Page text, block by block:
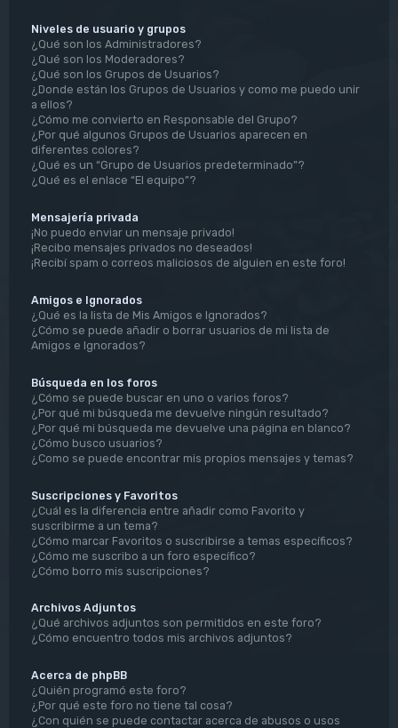
Niveles de usuario y grupos
¿Qué son los Administradores?
¿Qué son los Moderadores?
¿Qué son los Grupos de Usuarios?
¿Donde están los Grupos de Usuarios y como me puedo unir
a ellos?
¿Cómo me convierto en Responsable del Grupo?
¿Por qué algunos Grupos de Usuarios aparecen en
diferentes colores?
¿Qué es un “Grupo de Usuarios predeterminado”?
¿Qué es el enlace “El equipo”?
Mensajería privada
¡No puedo enviar un mensaje privado!
¡Recibo mensajes privados no deseados!
¡Recibí spam o correos maliciosos de alguien en este foro!
Amigos e Ignorados
¿Qué es la lista de Mis Amigos e Ignorados?
¿Cómo se puede añadir o borrar usuarios de mi lista de
Amigos e Ignorados?
Búsqueda en los foros
¿Cómo se puede buscar en uno o varios foros?
¿Por qué mi búsqueda me devuelve ningún resultado?
¿Por qué mi búsqueda me devuelve una página en blanco?
¿Cómo busco usuarios?
¿Como se puede encontrar mis propios mensajes y temas?
Suscripciones y Favoritos
¿Cuál es la diferencia entre añadir como Favorito y
suscribirme a un tema?
¿Cómo marcar Favoritos o suscribirse a temas específicos?
¿Cómo me suscribo a un foro específico?
¿Cómo borro mis suscripciones?
Archivos Adjuntos
¿Qué archivos adjuntos son permitidos en este foro?
¿Cómo encuentro todos mis archivos adjuntos?
Acerca de phpBB
¿Quién programó este foro?
¿Por qué este foro no tiene tal cosa?
¿Con quién se puede contactar acerca de abusos o usos